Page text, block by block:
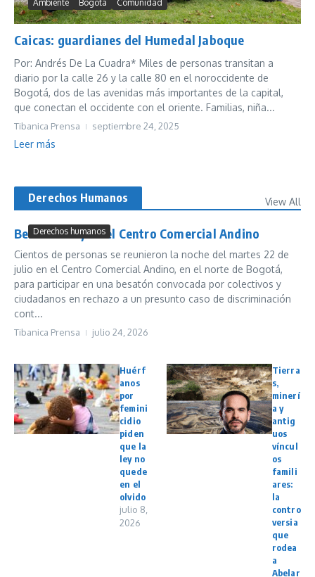
Ambiente Bogotá Comunidad
Caicas: guardianes del Humedal Jaboque
Por: Andrés De La Cuadra* Miles de personas transitan a
diario por la calle 26 y la calle 80 en el noroccidente de
Bogotá, dos de las avenidas más importantes de la capital,
que conectan el occidente con el oriente. Familias, niña...
Tibanica Prensa septiembre 24, 2025
Leer más
Derechos Humanos View All
Derechos humanos
Besatón Gay en el Centro Comercial Andino
Cientos de personas se reunieron la noche del martes 22 de
julio en el Centro Comercial Andino, en el norte de Bogotá,
para participar en una besatón convocada por colectivos y
ciudadanos en rechazo a un presunto caso de discriminación
cont...
Tibanica Prensa julio 24, 2026
Huérf
anos
por
femini
cidio
piden
que la
ley no
quede
en el
olvido
julio 8,
2026
Tierra
s,
minerí
a y
antig
uos
víncul
os
famili
ares:
la
contro
versia
que
rodea
a
Abelar